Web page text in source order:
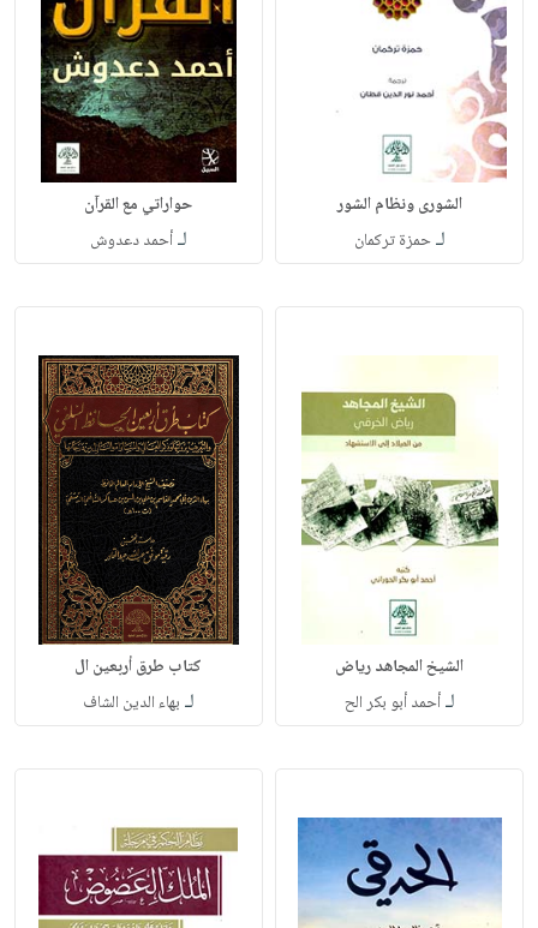
الشورى ونظام الشور
لـحمزة تركمان
حواراتي مع القرآن
لـأحمد دعدوش
الشيخ المجاهد رياض
لـأحمد أبو بكر الح
كتاب طرق أربعين ال
لـ بهاء الدين الشاف